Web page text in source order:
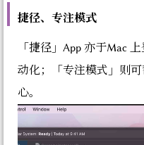
捷径、专注模式
「捷径」App 亦于Mac
动化；「专注模式」则
心。